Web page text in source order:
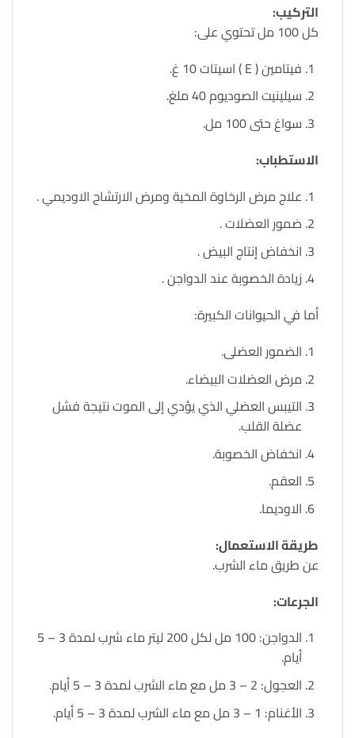
التركيب:
كل 100 مل تحتوي على:
فيتامين ( E ) اسيتات 10 غ.
سيلينيت الصوديوم 40 ملغ.
سواغ حتى 100 مل.
الاستطباب:
علاج مرض الرخاوة المخية ومرض الارتشاح الاوديمي .
ضمور العضلات .
انخفاض إنتاج البيض .
زيادة الخصوبة عند الدواجن .
أما في الحيوانات الكبيرة:
الضمور العضلى.
مرض العضلات البيضاء.
التيبس العضلي الذي يؤدي إلى الموت نتيجة فشل
عضلة القلب.
انخفاض الخصوبة.
العقم.
الاوديما.
طريقة الاستعمال:
عن طريق ماء الشرب.
الجرعات:
الدواجن: 100 مل لكل 200 ليتر ماء شرب لمدة 3 – 5
أيام.
العجول: 2 – 3 مل مع ماء الشرب لمدة 3 – 5 أيام.
الأغنام: 1 – 3 مل مع ماء الشرب لمدة 3 – 5 أيام.